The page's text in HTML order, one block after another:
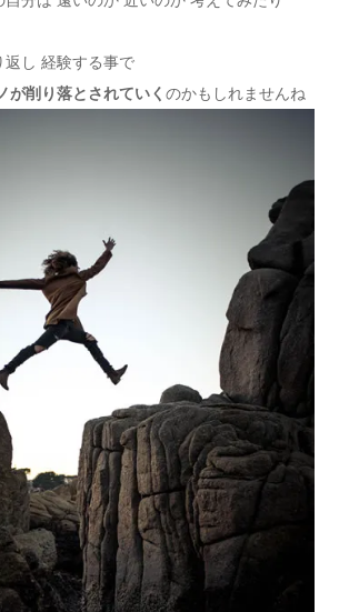
返し 経験する事で
が削り落とされていく のかもしれませんね